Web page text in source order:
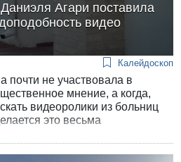
Агари поставила
видео
Калейдоскоп
не участвовала в
мнение, а когда,
видеоролики из больниц
это весьма